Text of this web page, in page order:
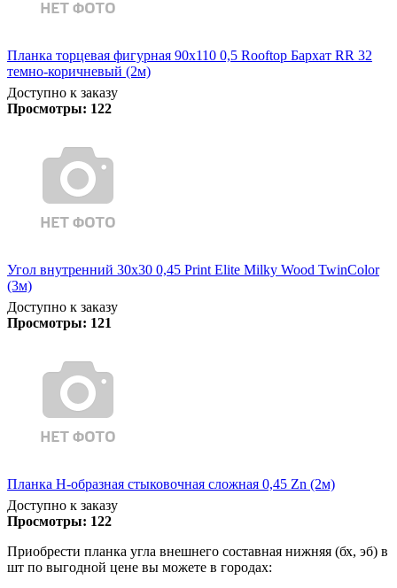
Планка торцевая фигурная 90х110 0,5 Rooftop Бархат RR 32
темно-коричневый (2м)
Доступно к заказу
Просмотры: 122
Угол внутренний 30х30 0,45 Print Elite Milky Wood TwinColor
(3м)
Доступно к заказу
Просмотры: 121
Планка Н-образная стыковочная сложная 0,45 Zn (2м)
Доступно к заказу
Просмотры: 122
Приобрести планка угла внешнего составная нижняя (бх, эб) в
шт по выгодной цене вы можете в городах: